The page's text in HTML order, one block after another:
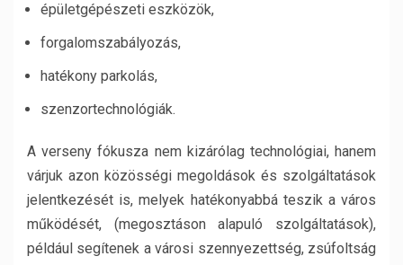
épületgépészeti eszközök,
forgalomszabályozás,
hatékony parkolás,
szenzortechnológiák.
A verseny fókusza nem kizárólag technológiai, hanem
várjuk azon közösségi megoldások és szolgáltatások
jelentkezését is, melyek hatékonyabbá teszik a város
működését, (megosztáson alapuló szolgáltatások),
például segítenek a városi szennyezettség, zsúfoltság